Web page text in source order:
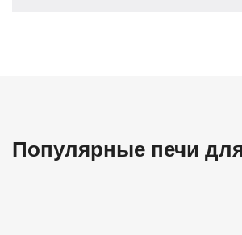
Популярные печи